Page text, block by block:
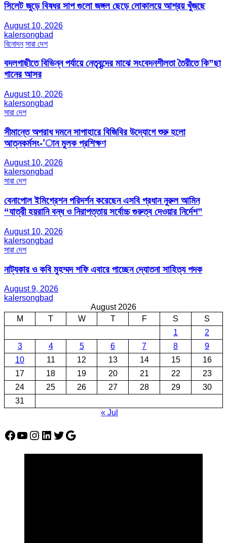
সিলেট জুড়ে বিষধর সাপ গুলো জঙ্গল ছেড়ে লোকালয়ে আশ্রয় খুঁজছে
August 10, 2026
kalersongbad
বিনোদন সারা দেশ
বদলগাছীতে বিভিন্ন পর্যায়ে নেতৃবৃন্দের মাঝে সংবেদনশীলতা তৈরীতে কি”ছা
গানের আসর
August 10, 2026
kalersongbad
সারা দেশ
সীমান্তে অপরাধ দমনে সাপাহারে বিজিবির উদ্যোগে শুরু হলো
আত্নকর্মসং-’ান মুলক প্রশিক্ষণ
August 10, 2026
kalersongbad
সারা দেশ
বেনাপোল ইমিগ্রেশন পরিদর্শন করেছেন এসবি প্রধান নুরুল আমিন
“যাত্রী হয়রানি বন্ধ ও নিরাপত্তায় সর্বোচ্চ গুরুত্ব দেওয়ার নির্দেশ”
August 10, 2026
kalersongbad
সারা দেশ
নাট্যকার ও কবি মুহম্মদ শফি এবারে পাচ্ছেন দ্যোতনা সাহিত্য পদক
August 9, 2026
kalersongbad
August 2026
M
T W T F S
S
1
2
3
4 5 6 7 8
9
10
11 12 13 14 15
16
17
18 19 20 21 22
23
24
25 26 27 28 29
30
31
« Jul
Facebook
YouTube
Instagram
LinkedIn
Twitter
Google